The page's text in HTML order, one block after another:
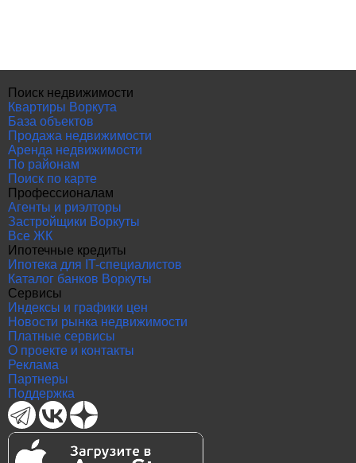
Поиск недвижимости
Квартиры Воркута
База объектов
Продажа недвижимости
Аренда недвижимости
По районам
Поиск по карте
Профессионалам
Агенты и риэлторы
Застройщики Воркуты
Все ЖК
Ипотечные кредиты
Ипотека для IT-специалистов
Каталог банков Воркуты
Сервисы
Индексы и графики цен
Новости рынка недвижимости
Платные сервисы
О проекте и контакты
Реклама
Партнеры
Поддержка